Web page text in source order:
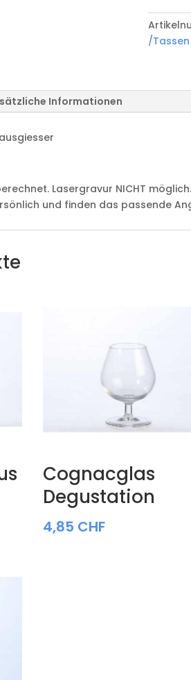
/Tassen
Informationen
Lasergravur NICHT
und finden das passende
Cognacglas
Degustation
4,85 CHF